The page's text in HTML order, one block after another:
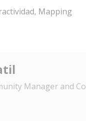
, Mapping
Manager and